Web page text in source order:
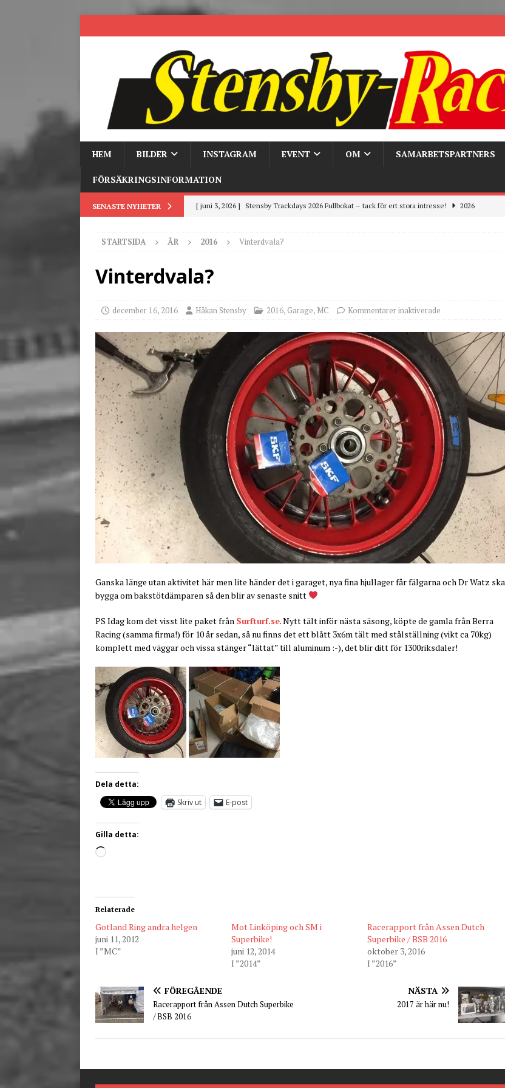
HEM BILDER INSTAGRAM EVENT OM SAMARBETSPARTNERS
FÖRSÄKRINGSINFORMATION
SENASTE NYHETER [ mars 19, 2026 ] Trygghet på våra bandagar 2026
[ juni 26, 2026 ] Back to the pits
STARTSIDA ÅR 2016 Vinterdvala?
Vinterdvala?
december 16, 2016 Håkan Stensby 2016, Garage, MC Kommentarer inaktiverade
Ganska länge utan aktivitet här men lite händer det i garaget, nya fina hjullager får fälgarna och Dr Watz ska
bygga om bakstötdämparen så den blir av senaste snitt
PS Idag kom det visst lite paket från Surfturf.se. Nytt tält inför nästa säsong, köpte de gamla från Berra
Racing (samma firma!) för 10 år sedan, så nu finns det ett blått 3x6m tält med stålställning (vikt ca 70kg)
komplett med väggar och vissa stänger “lättat” till aluminum :-), det blir ditt för 1300riksdaler!
Dela detta:
Skriv ut
E-post
Gilla detta:
Relaterade
Gotland Ring andra helgen
juni 11, 2012
I ”MC”
Mot Linköping och SM i
Superbike!
juni 12, 2014
I ”2014”
Racerapport från Assen Dutch
Superbike / BSB 2016
oktober 3, 2016
I ”2016”
FÖREGÅENDE
Racerapport från Assen Dutch Superbike
/ BSB 2016
NÄSTA
2017 är här nu!